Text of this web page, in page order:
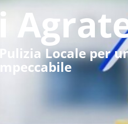
Locale per